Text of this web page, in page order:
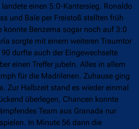
einen 5:0-Kantersieg. Ronaldo
und Bale per Freistoß stellten früh
konnte Benzema sogar noch auf 3:0
sorgte mit einem weiteren Traumtor
durfte auch der Eingewechselte
einen Treffer jubeln. Alles in allem
für die Madrilenen. Zuhause ging
Zur Halbzeit stand es wieder einmal
überlegen, Chancen konnte
Team aus Granada nur
In Minute 56 dann die